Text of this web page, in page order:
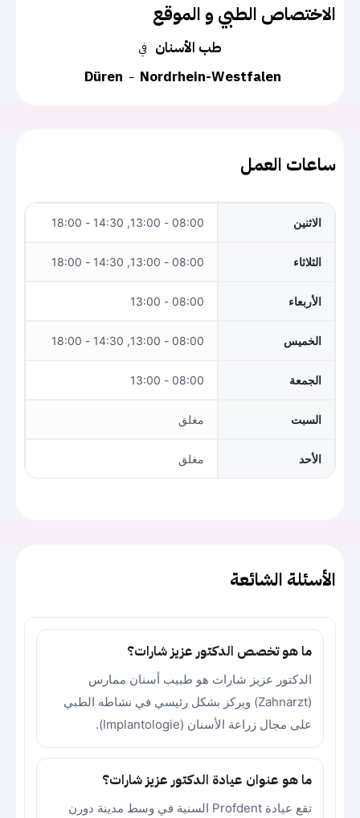
الاختصاص الطبي و الموقع
في طب الأسنان
Düren
Nordrhein-Westfalen
ساعات العمل
الاثنين 08:00 - 13:00, 14:30 - 18:00
الثلاثاء 08:00 - 13:00, 14:30 - 18:00
الأربعاء 08:00 - 13:00
الخميس 08:00 - 13:00, 14:30 - 18:00
الجمعة 08:00 - 13:00
السبت مغلق
الأحد مغلق
الأسئلة الشائعة
ما هو تخصص الدكتور عزيز شارات؟
الدكتور عزيز شارات هو طبيب أسنان ممارس
(Zahnarzt) ويركز بشكل رئيسي في نشاطه الطبي
على مجال زراعة الأسنان (Implantologie).
ما هو عنوان عيادة الدكتور عزيز شارات؟
تقع عيادة Profdent السنية في وسط مدينة دورن